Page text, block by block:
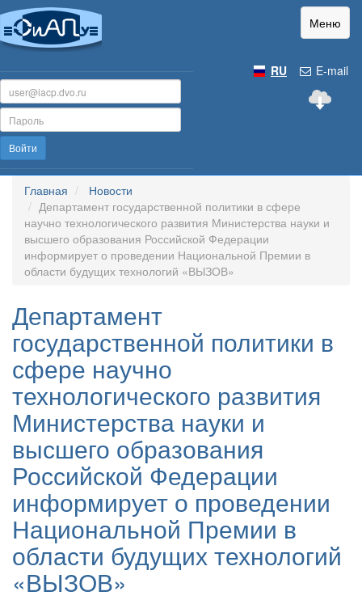
Меню
E-mail
RU
Войти
Главная
Новости
Департамент государственной политики в сфере
научно технологического развития Министерства науки и
высшего образования Российской Федерации
информирует о проведении Национальной Премии в
области будущих технологий «ВЫЗОВ»
Департамент
государственной политики в
сфере научно
технологического развития
Министерства науки и
высшего образования
Российской Федерации
информирует о проведении
Национальной Премии в
области будущих технологий
«ВЫЗОВ»